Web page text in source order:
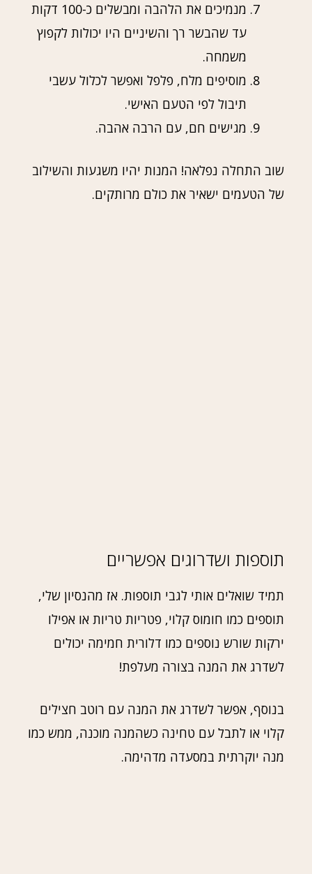
מנמיכים את הלהבה ומבשלים כ-100 דקות
עד שהבשר רך והשיניים היו יכולות לקפוץ
משמחה.
מוסיפים מלח, פלפל ואפשר לכלול עשבי
תיבול לפי הטעם האישי.
מגישים חם, עם הרבה אהבה.
שוב התחלה נפלאה! המנות יהיו משגעות והשילוב
של הטעמים ישאיר את כולם מרותקים.
תוספות ושדרוגים אפשריים
תמיד שואלים אותי לגבי תוספות. אז מהנסיון שלי,
תוספים כמו חומוס קלוי, פטריות טריות או אפילו
ירקות שורש נוספים כמו דלורית חמימה יכולים
לשדרג את המנה בצורה מעלפת!
בנוסף, אפשר לשדרג את המנה עם רוטב חצילים
קלוי או לתבל עם טחינה כשהמנה מוכנה, ממש כמו
מנה יוקרתית במסעדה מדהימה.